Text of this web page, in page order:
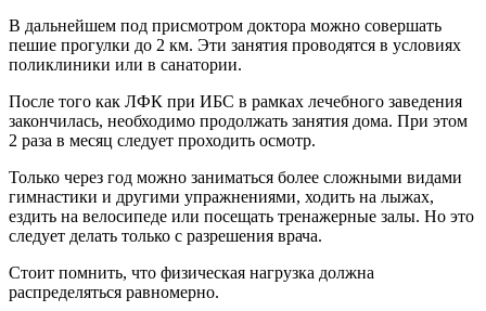
В дальнейшем под присмотром доктора можно совершать
пешие прогулки до 2 км. Эти занятия проводятся в условиях
поликлиники или в санатории.
После того как ЛФК при ИБС в рамках лечебного заведения
закончилась, необходимо продолжать занятия дома. При этом
2 раза в месяц следует проходить осмотр.
Только через год можно заниматься более сложными видами
гимнастики и другими упражнениями, ходить на лыжах,
ездить на велосипеде или посещать тренажерные залы. Но это
следует делать только с разрешения врача.
Стоит помнить, что физическая нагрузка должна
распределяться равномерно.